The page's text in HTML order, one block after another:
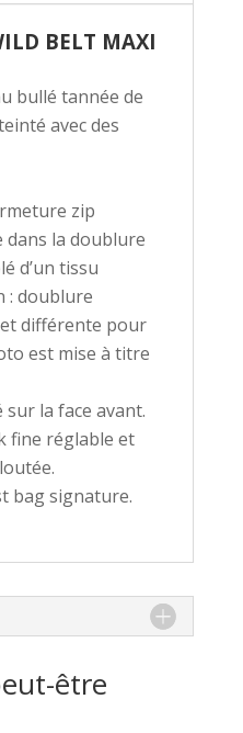
BELT MAXI
bullé tannée de
avec des
zip
dans la doublure
d’un tissu
: doublure
différente pour
est mise à titre
la face avant.
fine réglable et
bag signature.
être